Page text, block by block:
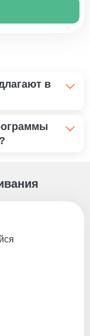
в
с
разрабатывают
лучших